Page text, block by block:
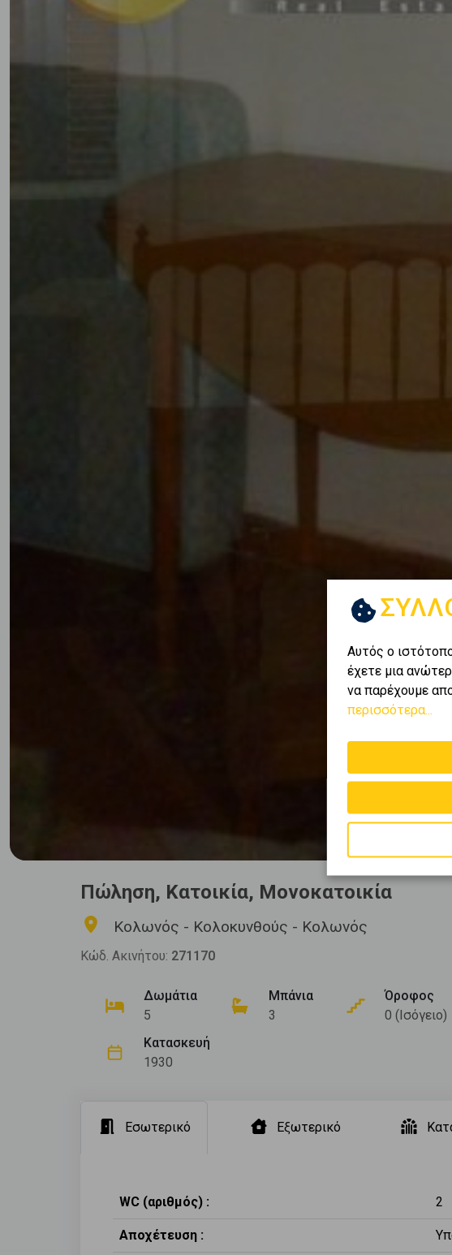
Πώληση, Κατοικία, Μονοκατοικία
Κολωνός - Κολοκυνθούς - Κολωνός
Κώδ. Ακινήτου: 271170
Δωμάτια
5
Μπάνια
3
Όροφος
0 (Ισόγειο)
Κατασκευή
1930
Εσωτερικό Εξωτερικό
WC (αριθμός) : 2
Αποχέτευση :
Αυτός ο
έχετε μια
να παρέχουμε
περισσότερα...